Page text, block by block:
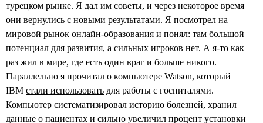
турецком рынке. Я дал им советы, и через некоторое время
они вернулись с новыми результатами. Я посмотрел на
мировой рынок онлайн-образования и понял: там большой
потенциал для развития, а сильных игроков нет. А я-то как
раз жил в мире, где есть один враг и больше никого.
Параллельно я прочитал о компьютере Watson, который
IBM стали использовать для работы c госпиталями.
Компьютер систематизировал историю болезней, хранил
данные о пациентах и сильно увеличил процент установки